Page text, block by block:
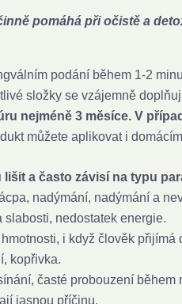
pomáhá při očistě a
podání během 1-2
složky se vzájemně
nejméně 3 měsíce. V
můžete aplikovat i
a často závisí na typu
nadýmání, nadýmání a
slabosti, nedostatek energie.
i když člověk přijímá
kopřivka.
časté probouzení během
jasnou příčinu.